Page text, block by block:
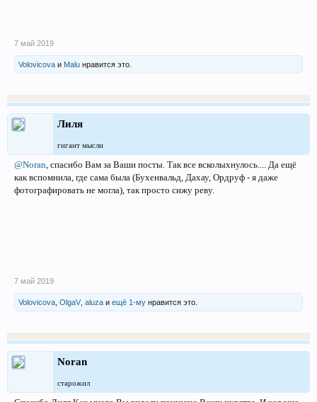
7 май 2019
Volovicova и Malu нравится это.
Лиля
гигант мысли
@Noran , спасибо Вам за Ваши посты. Так все всколыхнулось.... Да ещё
как вспомнила, где сама была (Бухенвальд, Дахау, Ордруф - я даже
фотографировать не могла), так просто сижу реву.
7 май 2019
Volovicova OlgaV aluza и ещё 1-му нравится это.
Noran
старожил